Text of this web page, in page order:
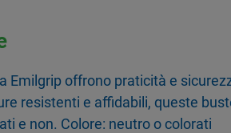
Emilgrip offrono praticità e
resistenti e affidabili, queste
e non. Colore: neutro o colorati